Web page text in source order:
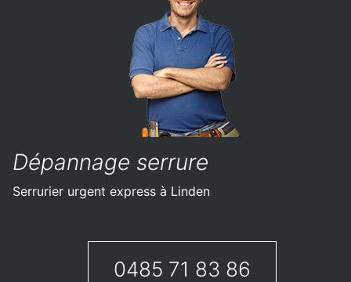
Dépannage serrure
Serrurier urgent express à Linden
0485 71 83 86